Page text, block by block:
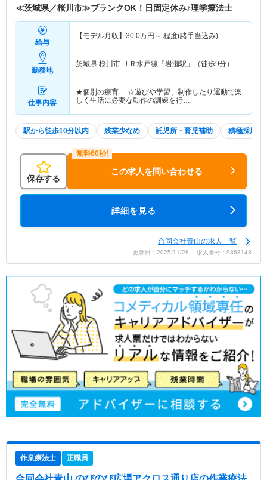
≪茨城県／桜川市≫ブランクOK！日固定休み♪理学療法士
給与
【モデル月収】 30.0万円～ 程度(諸手当込み)
勤務地
茨城県 桜川市 ＪＲ水戸線「岩瀬駅」（徒歩9分）
仕事内容
★個別の療育 ☆遊びや学習、制作したり運動で楽
しく生活に必要な動作の訓練を行…
駅から徒歩10分以内 残業少なめ 託児所・育児補助 積極採用中
保存する
この求人を問い合わせる
詳細を見る
合同会社青山の求人一覧
更新日：2025/11/28 求人番号：9863148
作業療法士 正職員